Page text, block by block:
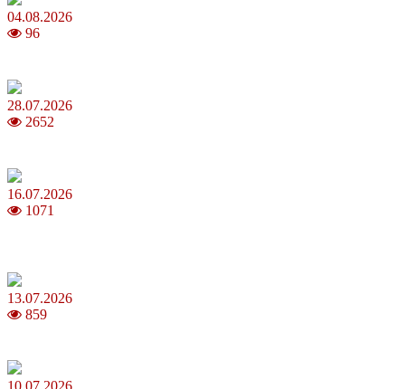
04.08.2026
96
28.07.2026
2652
16.07.2026
1071
13.07.2026
859